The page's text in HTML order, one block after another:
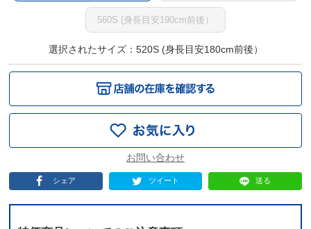
560S (身長目安190cm前後）
選択されたサイズ：520S (身長目安180cm前後）
シェア ツイート 送る